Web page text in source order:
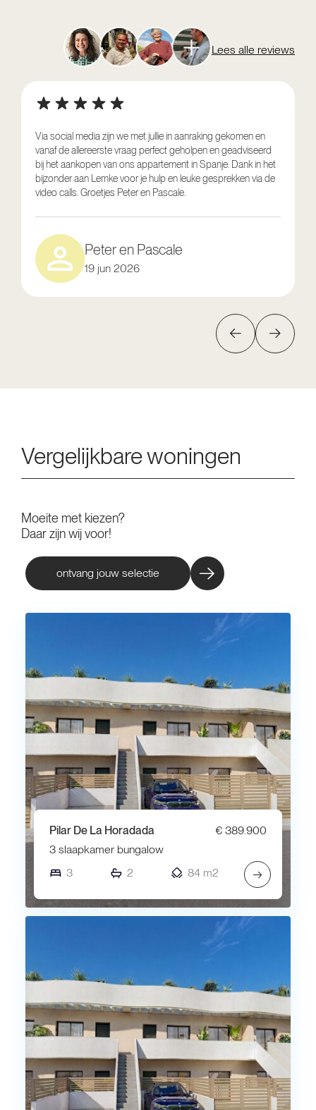
Lees alle reviews
Via social media zijn we met jullie in aanraking gekomen en
vanaf de allereerste vraag perfect geholpen en geadviseerd
bij het aankopen van ons appartement in Spanje. Dank in het
bijzonder aan Lemke voor je hulp en leuke gesprekken via de
video calls. Groetjes Peter en Pascale.
Peter en Pascale
19 jun 2026
Vergelijkbare woningen
Moeite met kiezen?
Daar zijn wij voor!
ontvang jouw selectie
Pilar De La Horadada
€ 389.900
3 slaapkamer bungalow
3
2 84 m2 →